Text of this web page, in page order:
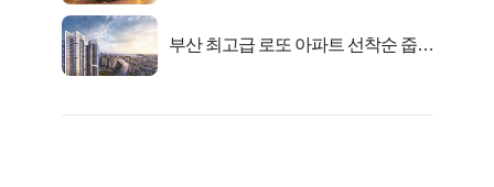
부산 최고급 로또 아파트 선착순 줍줍